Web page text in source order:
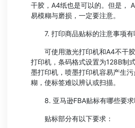
干胶，A4纸也是可以的。但是，
易模糊与磨损，一定要注意。
7. 打印商品贴标的注意事项有
可使用激光打印机和A4不干胶
打印机，条码格式设置为128B制
墨打印机，喷墨打印机容易产生
糊，使标签难以辨认或扫描。
8. 亚马逊FBA贴标有哪些要求
贴标部分有以下要求：